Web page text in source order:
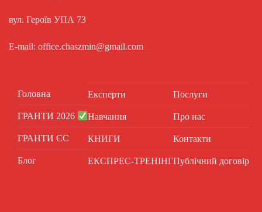
вул. Героїв УПА 73
E-mail: office.chaszmin@gmail.com
Головна
ГРАНТИ 2026
ГРАНТИ ЄС
Блог
Експерти
Навчання
КНИГИ
ЕКСПРЕС-ТРЕНІНГ
Послуги
Про нас
Контакти
Публічний договір